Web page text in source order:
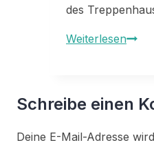
des
WeiterlesenWenn
Streit
Schreibe einen
Deine E-Mail-Adresse